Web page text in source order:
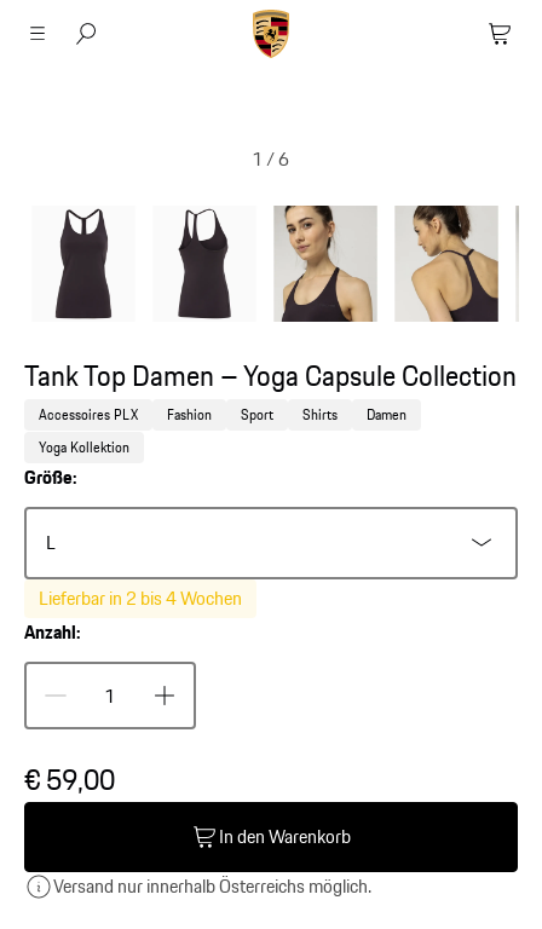
1 /6
Tank Top Damen – Yoga Capsule Collection
Accessoires PLX Fashion Sport Shirts
Damen
Yoga Kollektion
Größe:
L
Lieferbar in 2 bis 4 Wochen
Anzahl:
€ 59,00
In den Warenkorb
Versand nur innerhalb Österreichs möglich.